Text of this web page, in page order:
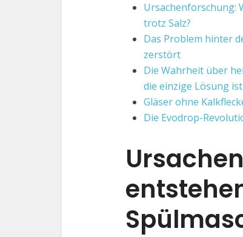
Ursachenforschung:
trotz Salz?
Das Problem hinter
zerstört
Die Wahrheit über
die einzige Lösung ist
Gläser ohne
Die Evodrop-